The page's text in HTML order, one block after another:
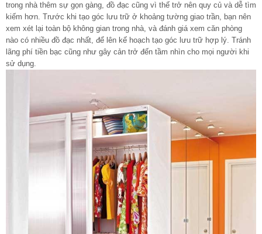
trong nhà thêm sự gọn gàng, đồ đạc cũng vì thế trở nên quy củ và dễ tìm
kiếm hơn. Trước khi tạo góc lưu trữ ở khoảng tường giao trần, bạn nên
xem xét lại toàn bộ không gian trong nhà, và đánh giá xem căn phòng
nào có nhiều đồ đạc nhất, để lên kế hoạch tạo góc lưu trữ hợp lý. Tránh
lãng phí tiền bạc cũng như gây cản trở đến tầm nhìn cho mọi người khi
sử dụng.